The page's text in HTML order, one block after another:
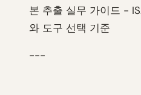
본 추출 실무 가이드 -
와 도구 선택 기준
---